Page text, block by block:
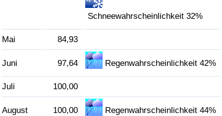
Schneewahrscheinlichkeit 32%
Mai 84,93
Juni 97,64 Regenwahrscheinlichkeit 42%
Juli 100,00
August 100,00 Regenwahrscheinlichkeit 44%